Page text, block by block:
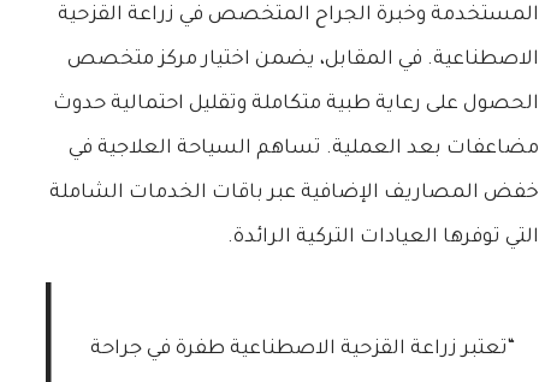
المستخدمة وخبرة الجراح المتخصص في زراعة القزحية
الاصطناعية. في المقابل، يضمن اختيار مركز متخصص
الحصول على رعاية طبية متكاملة وتقليل احتمالية حدوث
مضاعفات بعد العملية. تساهم السياحة العلاجية في
خفض المصاريف الإضافية عبر باقات الخدمات الشاملة
التي توفرها العيادات التركية الرائدة.
“تعتبر زراعة القزحية الاصطناعية طفرة في جراحة